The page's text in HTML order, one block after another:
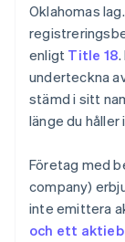
Oklahomas
enligt Title 18
underteckna
stämd i sitt
länge du
Företag med
company)
inte emittera
och ett